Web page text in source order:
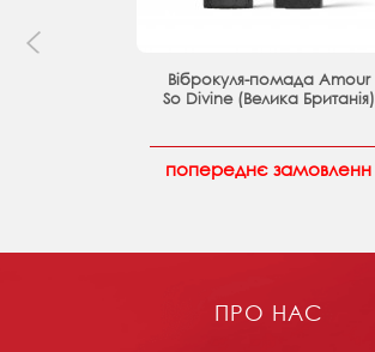
Віброкуля-помада Amour
So Divine (Велика Британія)
попереднє замовленн
ПРО НАС